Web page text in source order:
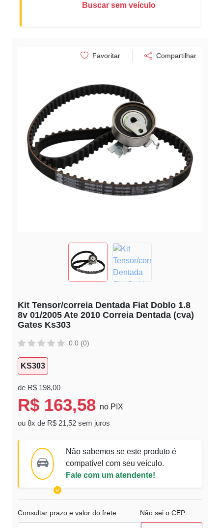
Buscar sem veículo
Favoritar Compartilhar
Kit Tensor/correia Dentada Fiat Doblo 1.8
8v 01/2005 Ate 2010 Correia Dentada (cva)
Gates Ks303
0.0 (0)
KS303
deR$ 198,00
R$ 163,58 no PIX
ou 8x de R$ 21,52 sem juros
Não sabemos se este produto é
compatível com seu veículo.
Fale com um atendente!
Consultar prazo e valor do frete Não sei o CEP